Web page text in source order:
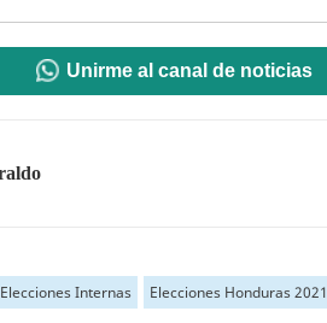
Unirme al canal de noticias
Elecciones Internas Elecciones Honduras 2021